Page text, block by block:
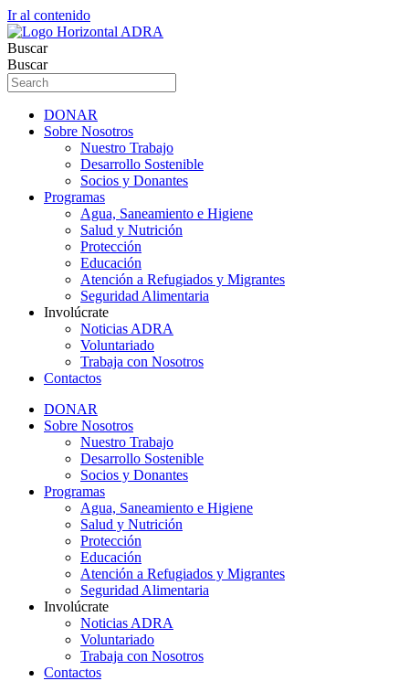
Ir al contenido
Buscar
Buscar
DONAR
Sobre Nosotros
Nuestro Trabajo
Desarrollo Sostenible
Socios y Donantes
Programas
Agua, Saneamiento e Higiene
Salud y Nutrición
Protección
Educación
Atención a Refugiados y Migrantes
Seguridad Alimentaria
Involúcrate
Noticias ADRA
Voluntariado
Trabaja con Nosotros
Contactos
DONAR
Sobre Nosotros
Nuestro Trabajo
Desarrollo Sostenible
Socios y Donantes
Programas
Agua, Saneamiento e Higiene
Salud y Nutrición
Protección
Educación
Atención a Refugiados y Migrantes
Seguridad Alimentaria
Involúcrate
Noticias ADRA
Voluntariado
Trabaja con Nosotros
Contactos